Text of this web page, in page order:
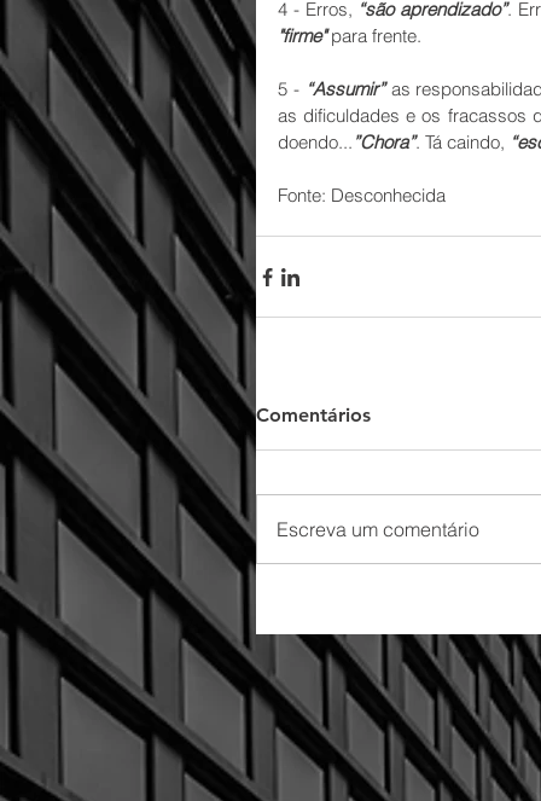
4 - Erros, “são aprendizado”.
"firme" para frente.
5 - “Assumir” as
as dificuldades e os fracassos
doendo... ”Chora”. Tá caindo,
Fonte: Desconhecida
Comentários
Escreva um comentário